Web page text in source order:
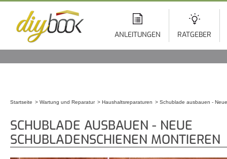
ANLEITUNGEN RATGEBER
Startseite Wartung und Reparatur Haushaltsreparaturen Schublade ausbauen -
SCHUBLADE AUSBAUEN - NEUE
SCHUBLADENSCHIENEN MONTIEREN